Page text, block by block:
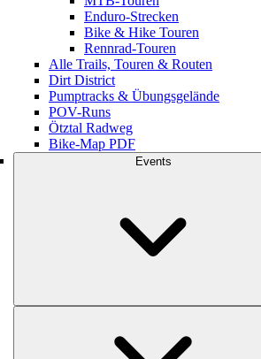
Enduro-Strecken
Bike & Hike Touren
Rennrad-Touren
Alle Trails, Touren & Routen
Dirt District
Pumptracks & Übungsgelände
POV-Runs
Ötztal Radweg
Bike-Map PDF
Events